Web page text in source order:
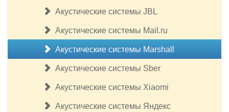
Акустические системы JBL
Акустические системы Mail.ru
Акустические системы Marshall
Акустические системы Sber
Акустические системы Xiaomi
Акустические системы Яндекс